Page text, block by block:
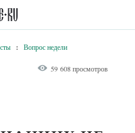
: Вопрос недели
59 608 просмотров